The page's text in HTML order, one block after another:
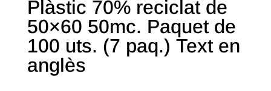
Plàstic 70% reciclat de
50×60 50mc. Paquet de
100 uts. (7 paq.) Text en
anglès